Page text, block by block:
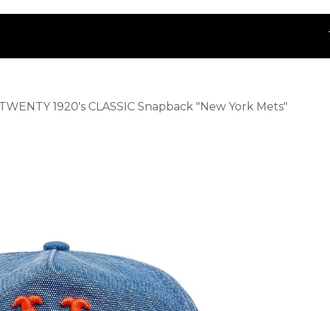
1920's CLASSIC Snapback "New York Mets"